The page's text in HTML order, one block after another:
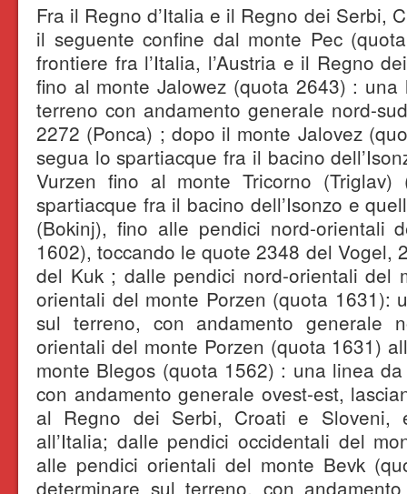
Fra il Regno d’Italia e il Regno dei Serbi,
il seguente confine dal monte Pec
frontiere fra l’Italia, l’Austria e il Regno
fino al monte Jalowez (quota 2643) :
terreno con andamento generale nord-
2272 (Ponca) ; dopo il monte Jalovez
segua lo spartiacque fra il bacino
Vurzen fino al monte Tricorno
spartiacque fra il bacino dell’Isonzo e
(Bokinj), fino alle pendici nord-orientali
1602), toccando le quote 2348 del Vogel,
del Kuk ; dalle pendici nord-orientali del
orientali del monte Porzen (quota 1631):
sul terreno, con andamento generale
orientali del monte Porzen (quota 1631)
monte Blegos (quota 1562) : una linea
con andamento generale ovest-est,
al Regno dei Serbi, Croati e Sloveni,
all’Italia; dalle pendici occidentali del
alle pendici orientali del monte Bevk
determinare sul terreno, con